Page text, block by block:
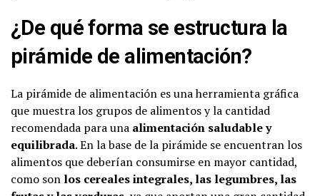
¿De qué forma se estructura la
pirámide de alimentación?
La pirámide de alimentación es una herramienta gráfica
que muestra los grupos de alimentos y la cantidad
recomendada para una alimentación saludable y
equilibrada. En la base de la pirámide se encuentran los
alimentos que deberían consumirse en mayor cantidad,
como son los cereales integrales, las legumbres, las